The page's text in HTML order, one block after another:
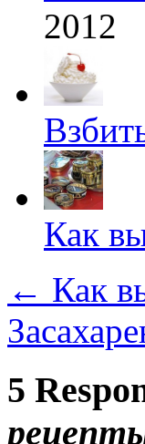
2012
Как
← Как
5